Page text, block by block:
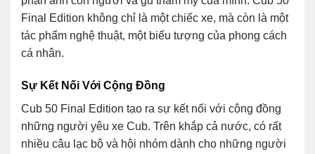
Final Edition không chỉ là một chiếc xe, mà còn là một
tác phẩm nghệ thuật, một biểu tượng của phong cách
cá nhân.
Sự Kết Nối Với Cộng Đồng
Cub 50 Final Edition tạo ra sự kết nối với cộng đồng
những người yêu xe Cub. Trên khắp cả nước, có rất
nhiều câu lạc bộ và hội nhóm dành cho những người